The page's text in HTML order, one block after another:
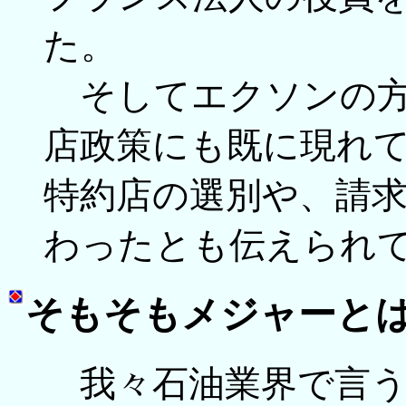
た。
そしてエクソンの
店政策にも既に現れ
特約店の選別や、請
わったとも伝えられ
そもそもメジャーと
我々石油業界で言